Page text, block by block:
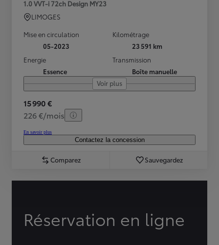
1.0 VVT-i 72ch Design MY23
LIMOGES
Mise en circulation
05-2023
Kilométrage
23 591 km
Energie
Essence
Transmission
Boîte manuelle
Voir plus
15 990 €
226 €/mois
En savoir plus
Contactez la concession
Comparez Sauvegardez
Réservation en ligne